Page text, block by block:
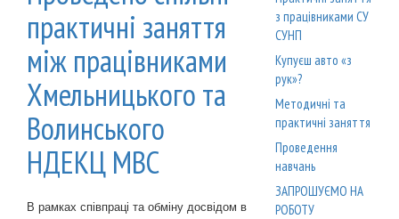
практичні заняття
між працівниками
Хмельницького та
Волинського
НДЕКЦ МВС
В рамках співпраці та обміну досвідом в
з працівниками СУ
СУНП
Купуєш авто «з
рук»?
Методичні та
практичні заняття
Проведення
навчань
ЗАПРОШУЄМО НА
РОБОТУ